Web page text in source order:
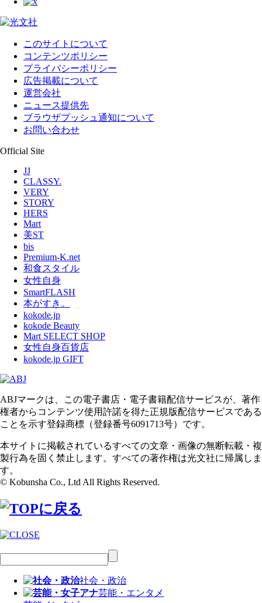
このサイトについて
コンテンツポリシー
プライバシーポリシー
広告掲載について
運営会社
ニュース提供先
ブラウザプッシュ通知について
お問い合わせ
Official Site
JJ
CLASSY.
VERY
STORY
HERS
Mart
美ST
bis
Premium-K.net
和食スタイル
女性自身
SmartFLASH
本がすき。
kokode.jp
kokode Beauty
Mart SELECT SHOP
女性自身百貨店
kokode.jp GIFT
ABJマークは、この電子書店・電子書籍配信サービスが、著作
権者からコンテンツ使用許諾を得た正規版配信サービスである
ことを示す登録商標（登録番号6091713号）です。
本サイトに掲載されているすべての文章・画像の無断転載・複
製行為を固く禁止します。すべての著作権は光文社に帰属しま
す。
© Kobunsha Co., Ltd All Rights Reserved.
社会・政治
芸能・エンタメ